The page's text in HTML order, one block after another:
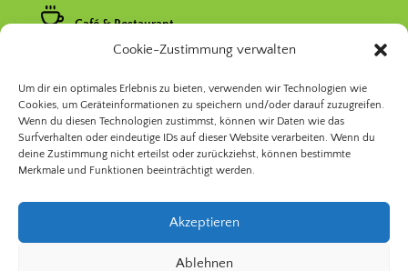
Cookie-Zustimmung verwalten
Um dir ein optimales Erlebnis zu bieten, verwenden wir Technologien wie
Cookies, um Geräteinformationen zu speichern und/oder darauf zuzugreifen.
Wenn du diesen Technologien zustimmst, können wir Daten wie das
Surfverhalten oder eindeutige IDs auf dieser Website verarbeiten. Wenn du
deine Zustimmung nicht erteilst oder zurückziehst, können bestimmte
Merkmale und Funktionen beeinträchtigt werden.
Akzeptieren
Ablehnen
Café & Restaurant
Hauptsaison Mai-September 11-19 Uhr
© 2026 Prinzessinnengarten Kollektiv Berlin | Nomadisch